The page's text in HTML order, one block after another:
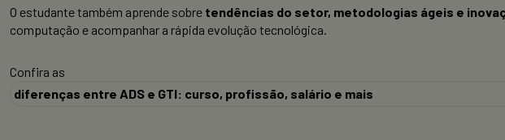
O estudante também aprende sobre tendências do setor, metodologias ágeis e
computação e acompanhar a rápida evolução tecnológica.
Confira as
diferenças entre ADS e GTI: curso, profissão, salário e mais